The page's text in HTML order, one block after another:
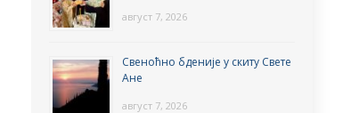
август 7, 2026
Свеноћно бденије у скиту Свете
Ане
август 7, 2026